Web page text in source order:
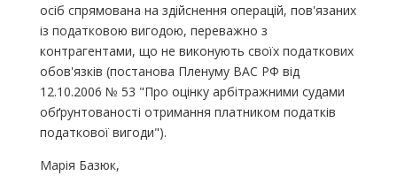
осіб спрямована на здійснення операцій, пов'язаних
із податковою вигодою, переважно з
контрагентами, що не виконують своїх податкових
обов'язків (постанова Пленуму ВАС РФ від
12.10.2006 № 53 "Про оцінку арбітражними судами
обґрунтованості отримання платником податків
податкової вигоди").
Марія Базюк,